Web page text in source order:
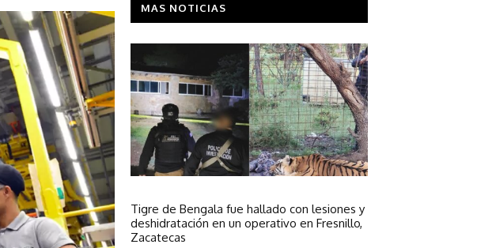
MAS NOTICIAS
Tigre de Bengala fue hallado con lesiones y
deshidratación en un operativo en Fresnillo,
Zacatecas